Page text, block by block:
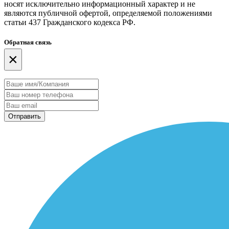
носят исключительно информационный характер и не
являются публичной офертой, определяемой положениями
статьи 437 Гражданского кодекса РФ.
Обратная связь
×
Отправить